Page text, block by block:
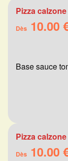
Pizza
Dès 10.00
Base sauce
Pizza
Dès 10.00